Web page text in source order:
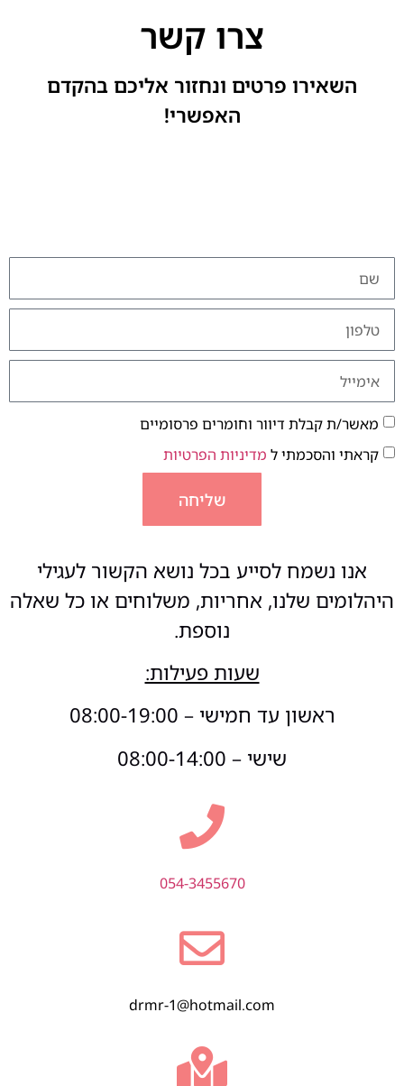
צרו קשר
השאירו פרטים ונחזור אליכם בהקדם
האפשרי!
מאשר/ת קבלת דיוור וחומרים פרסומיים
קראתי והסכמתי ל מדיניות הפרטיות
שליחה
אנו נשמח לסייע בכל נושא הקשור לעגילי
היהלומים שלנו, אחריות, משלוחים או כל שאלה
נוספת.
שעות פעילות:
ראשון עד חמישי – 08:00-19:00
שישי – 08:00-14:00
054-3455670
drmr-1@hotmail.com